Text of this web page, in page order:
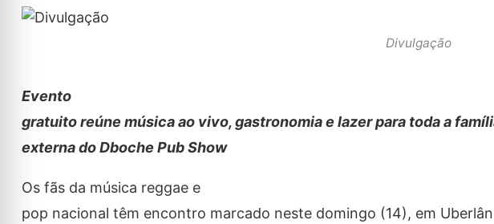
Divulgação
Evento
gratuito reúne música ao vivo, gastronomia e lazer para toda a
externa do Dboche Pub Show
Os fãs da música reggae e
pop nacional têm encontro marcado neste domingo (14), em